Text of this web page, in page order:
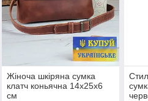
Жіноча шкіряна сумка
клатч коньячна 14х25х6
см